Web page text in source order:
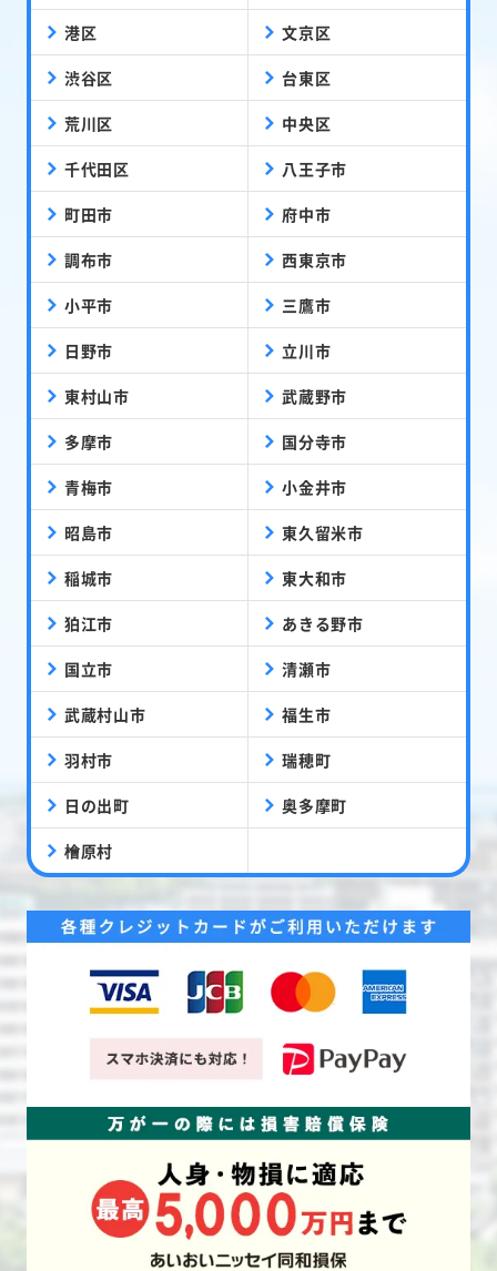
港区 文京区
渋谷区 台東区
荒川区 中央区
千代田区 八王子市
町田市 府中市
調布市 西東京市
小平市 三鷹市
日野市 立川市
東村山市 武蔵野市
多摩市 国分寺市
青梅市 小金井市
昭島市 東久留米市
稲城市 東大和市
狛江市 あきる野市
国立市 清瀬市
武蔵村山市 福生市
羽村市 瑞穂町
日の出町 奥多摩町
檜原村